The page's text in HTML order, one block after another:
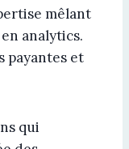
mêlant
analytics.
payantes et
qui